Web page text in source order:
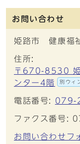
お問い合わせ
姫路市 健康福
住所:
〒670-8530
ンター4階
別ウィ
電話番号: 079-
ファクス番号:
お問い合わせフ